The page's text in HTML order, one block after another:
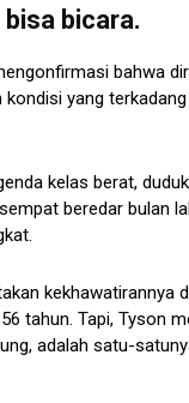
bicara.
bahwa
kondisi yang
kelas berat,
beredar bulan
kekhawatirannya
tahun. Tapi, Tyson
adalah satu-